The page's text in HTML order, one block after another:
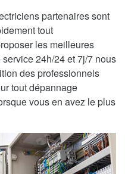
partenaires sont
tout
les meilleures
24h/24 et 7j/7 nous
des professionnels
tout dépannage
vous en avez le plus